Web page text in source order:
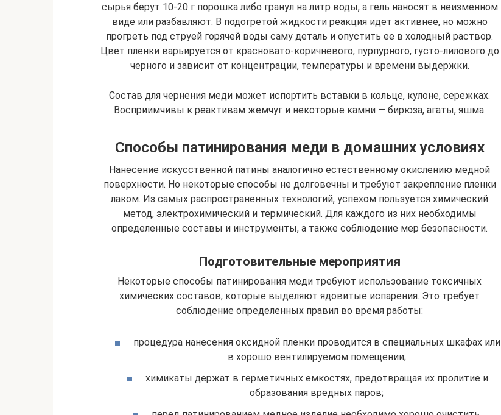
сырья берут 10-20 г порошка либо гранул на литр воды, а гель наносят в неизменном
виде или разбавляют. В подогретой жидкости реакция идет активнее, но можно
прогреть под струей горячей воды саму деталь и опустить ее в холодный раствор.
Цвет пленки варьируется от красновато-коричневого, пурпурного, густо-лилового до
черного и зависит от концентрации, температуры и времени выдержки.
Состав для чернения меди может испортить вставки в кольце, кулоне, сережках.
Восприимчивы к реактивам жемчуг и некоторые камни — бирюза, агаты, яшма.
Способы патинирования меди в домашних условиях
Нанесение искусственной патины аналогично естественному окислению медной
поверхности. Но некоторые способы не долговечны и требуют закрепление пленки
лаком. Из самых распространенных технологий, успехом пользуется химический
метод, электрохимический и термический. Для каждого из них необходимы
определенные составы и инструменты, а также соблюдение мер безопасности.
Подготовительные мероприятия
Некоторые способы патинирования меди требуют использование токсичных
химических составов, которые выделяют ядовитые испарения. Это требует
соблюдение определенных правил во время работы:
процедура нанесения оксидной пленки проводится в специальных шкафах или
в хорошо вентилируемом помещении;
химикаты держат в герметичных емкостях, предотвращая их пролитие и
образования вредных паров;